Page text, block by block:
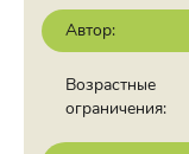
Автор:
Возрастные
ограничения: